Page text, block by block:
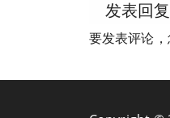
发表回复
要发表评论